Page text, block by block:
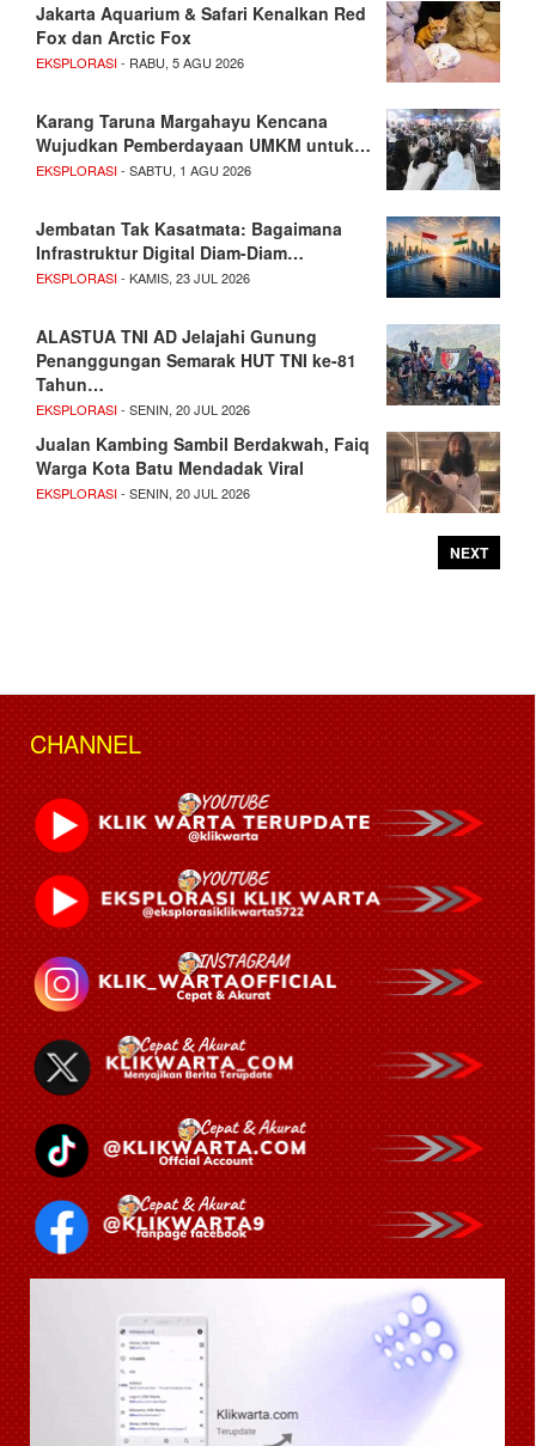
Jakarta Aquarium & Safari Kenalkan Red
Fox dan Arctic Fox
EKSPLORASI- RABU, 5 AGU 2026
Karang Taruna Margahayu Kencana
Wujudkan Pemberdayaan UMKM untuk…
EKSPLORASI- SABTU, 1 AGU 2026
Jembatan Tak Kasatmata: Bagaimana
Infrastruktur Digital Diam-Diam…
EKSPLORASI- KAMIS, 23 JUL 2026
ALASTUA TNI AD Jelajahi Gunung
Penanggungan Semarak HUT TNI ke-81
Tahun…
EKSPLORASI- SENIN, 20 JUL 2026
Jualan Kambing Sambil Berdakwah, Faiq
Warga Kota Batu Mendadak Viral
EKSPLORASI- SENIN, 20 JUL 2026
NEXT
CHANNEL